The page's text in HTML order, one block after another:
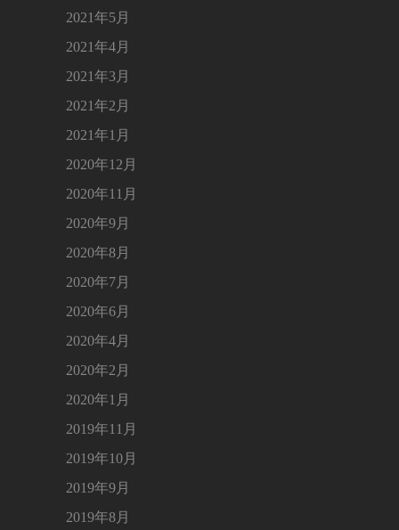
2021年5月
2021年4月
2021年3月
2021年2月
2021年1月
2020年12月
2020年11月
2020年9月
2020年8月
2020年7月
2020年6月
2020年4月
2020年2月
2020年1月
2019年11月
2019年10月
2019年9月
2019年8月